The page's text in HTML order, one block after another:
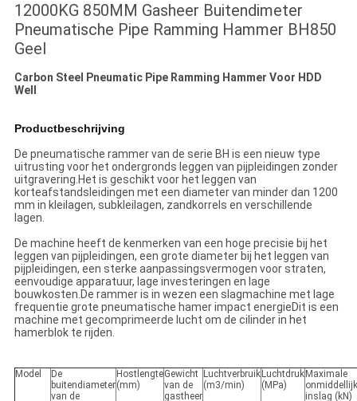
12000KG 850MM Gasheer Buitendimeter
Pneumatische Pipe Ramming Hammer BH850
Geel
Carbon Steel Pneumatic Pipe Ramming Hammer Voor HDD
Well
Productbeschrijving
De pneumatische rammer van de serie BH is een nieuw type
uitrusting voor het ondergronds leggen van pijpleidingen zonder
uitgravering.Het is geschikt voor het leggen van
korteafstandsleidingen met een diameter van minder dan 1200
mm in kleilagen, subkleilagen, zandkorrels en verschillende
lagen.
De machine heeft de kenmerken van een hoge precisie bij het
leggen van pijpleidingen, een grote diameter bij het leggen van
pijpleidingen, een sterke aanpassingsvermogen voor straten,
eenvoudige apparatuur, lage investeringen en lage
bouwkosten.De rammer is in wezen een slagmachine met lage
frequentie grote pneumatische hamer impact energieDit is een
machine met gecomprimeerde lucht om de cilinder in het
hamerblok te rijden.
Model
De
buitendiameter
van de
Hostlengte
(mm)
Gewicht
van de
gastheer
Luchtverbruik
(m3/min)
Luchtdruk
(MPa)
Maximale
inslag (kN)